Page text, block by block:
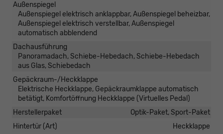
Außenspiegel
Außenspiegel elektrisch anklappbar, Außenspiegel beheizbar,
Außenspiegel elektrisch verstellbar, Außenspiegel
automatisch abblendend
Dachausführung
Panoramadach, Schiebe-Hebedach, Schiebe-Hebedach
aus Glas, Schiebedach
Gepäckraum-/Heckklappe
Elektrische Heckklappe, Gepäckraumklappe automatisch
betätigt, Komfortöffnung Heckklappe (Virtuelles Pedal)
Herstellerpaket
Optik-Paket, Sport-Paket
Hintertür (Art)
Heckklappe